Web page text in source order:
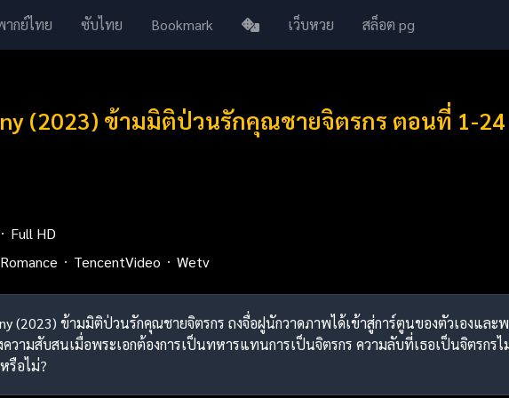
ากย์ไทย ซับไทย Bookmark เว็บหวย สล็อต pg
(2023) ข้ามมิติป่วนรักคุณชายจิตรกร ตอนที่ 1-
Full HD
Romance
TencentVideo Wetv
(2023) ข้ามมิติป่วนรักคุณชายจิตรกร ถงจื่อฝูนักวาดภาพได้เข้าสู่การ์ตูนของตัวเองและ
วามสับสนเมื่อพระเอกต้องการเป็นทหารแทนการเป็นจิตรกร ความลับที่เธอเป็นจิตรกรไ
รือไม่?